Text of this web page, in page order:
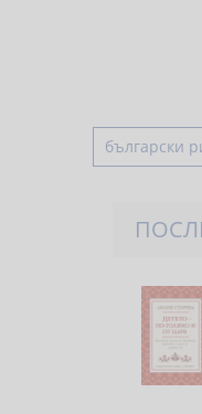
български